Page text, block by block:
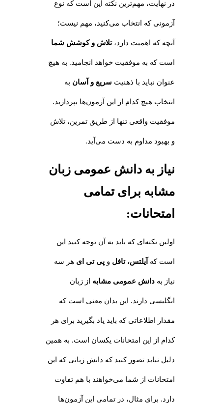
در نهایت، مهم‌ترین نکته این است که نوع
آزمونی که انتخاب می‌کنید، مهم نیست؛
آنچه که اهمیت دارد،تلاش و کوشش شما
است که به موفقیت خواهد انجامید. به هیچ
عنوان نباید با ذهنیت سریع و آسان به
انتخاب هیچ کدام از این آزمون‌ها بپردازید.
موفقیت واقعی تنها از طریق تمرین، تلاش
و بهبود مداوم به دست می‌آید.
نیاز به دانش عمومی زبان
مشابه برای تمامی
امتحانات:
اولین نکته‌ای که باید به آن توجه کنید این
است که آیلتس، تافل و پی تی ای هر سه
نیاز به دانش عمومی مشابه از زبان
انگلیسی دارند. این بدان معنی است که
مقدار اطلاعاتی که باید یاد بگیرید برای هر
کدام از این امتحانات یکسان است. به همین
دلیل نباید تصور کنید که دانش زبانی که این
امتحانات از شما می‌خواهند با هم تفاوت
دارد. برای مثال، در تمامی این آزمون‌ها